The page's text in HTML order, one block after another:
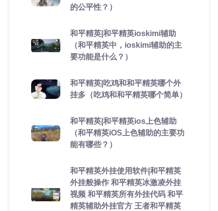
的公平性？）
和平精英|和平精英ioskimi辅助
（和平精英中，ioskimi辅助的主
要功能是什么？）
和平精英|吃鸡和和平精英哪个外
挂多（吃鸡和和平精英哪个简单）
和平精英|和平精英ios上色辅助
（和平精英iOS上色辅助的主要功
能有哪些？）
和平精英外挂使用软件|和平精英
外挂般操作 和平精英冰激凌外挂
视频 和平精英所有外挂代码 和平
精英辅助外挂官方 王者和平精英